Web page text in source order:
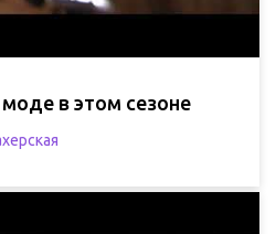
в этом сезоне